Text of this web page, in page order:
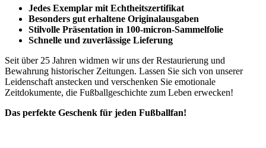
Jedes Exemplar mit Echtheitszertifikat
Besonders gut erhaltene Originalausgaben
Stilvolle Präsentation in 100-micron-Sammelfolie
Schnelle und zuverlässige Lieferung
Seit über 25 Jahren widmen wir uns der Restaurierung und
Bewahrung historischer Zeitungen. Lassen Sie sich von unserer
Leidenschaft anstecken und verschenken Sie emotionale
Zeitdokumente, die Fußballgeschichte zum Leben erwecken!
Das perfekte Geschenk für jeden Fußballfan!